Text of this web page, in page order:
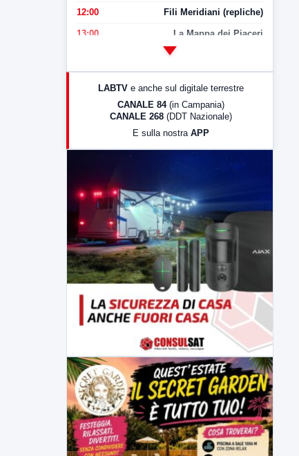
12:00 Fili Meridiani (repliche)
13:00 La Mappa dei Piaceri
LabNews (Diretta)
LABTV e anche sul digitale terrestre
CANALE 84 (in Campania)
CANALE 268 (DDT Nazionale)
E sulla nostra APP